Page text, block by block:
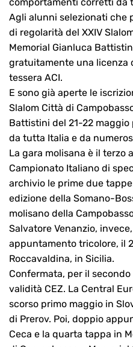
Agli alunni selezionati che
di regolarità del XXIV
Memorial Gianluca
gratuitamente una licenza
tessera ACI.
E sono già aperte le
Slalom Città di
Battistini del 21-22
da tutta Italia e da
La gara molisana è il terzo
Campionato Italiano di
archivio le prime due
edizione della Somano-
molisano della
Salvatore Venanzio,
appuntamento tricolore, il
Roccavaldina, in Sicilia.
Confermata, per il
validità CEZ. La Central
scorso primo maggio in
di Prerov. Poi, doppio
Ceca e la quarta tappa in